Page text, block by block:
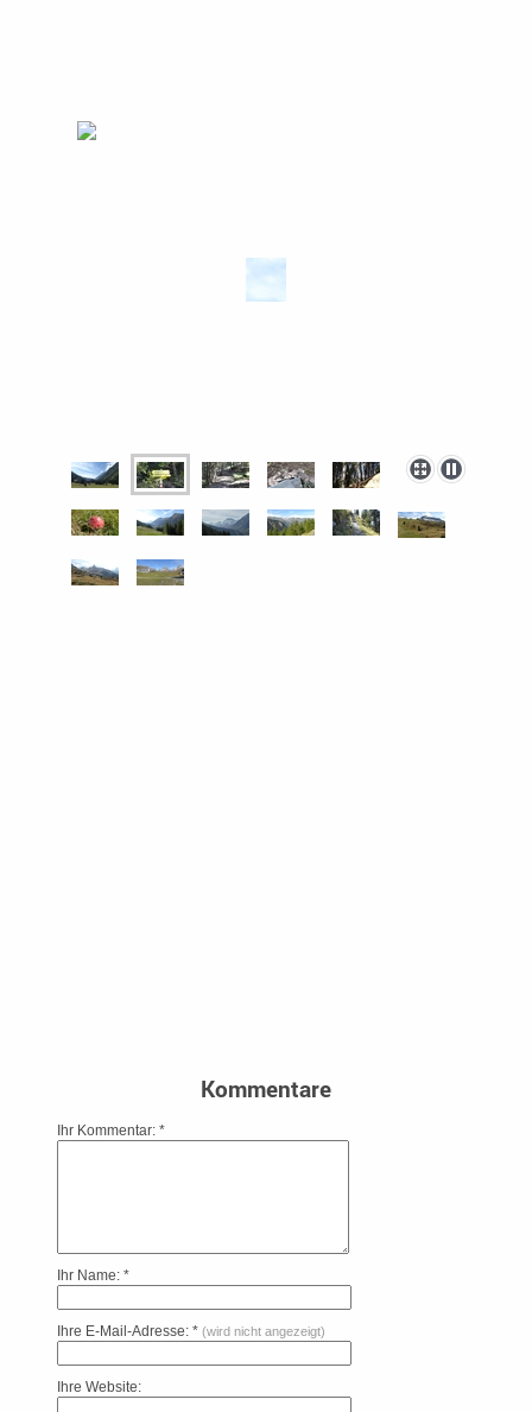
Kommentare
Ihr Kommentar: *
Ihr Name: *
Ihre E-Mail-Adresse: * (wird nicht angezeigt)
Ihre Website: